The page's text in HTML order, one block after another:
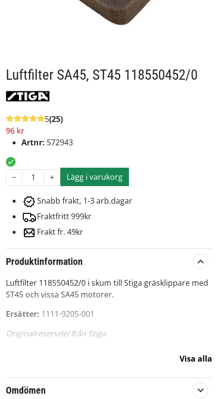
Luftfilter SA45, ST45 118550452/0
5(25)
96 kr
Artnr: 572943
1 Lägg i varukorg
Snabb frakt, 1-3 arb.dagar
Fraktfritt 999kr
Frakt fr. 49kr
Produktinformation
Luftfilter 118550452/0 i skum till Stiga gräsklippare med
ST45 och vissa SA45 motorer.
Ersätter: 1111-9205-001
Originalreservdel från Stiga.
Visa alla
Omdömen